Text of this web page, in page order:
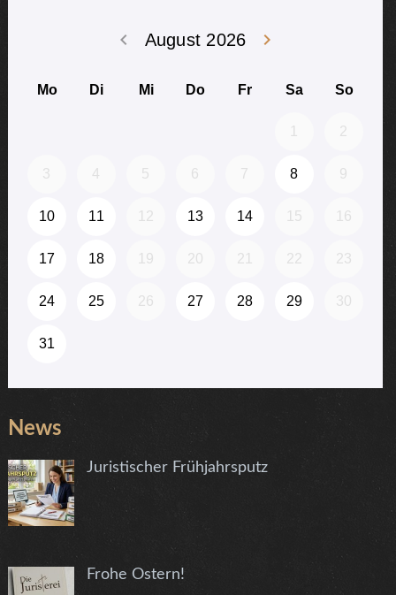
News
Juristischer Frühjahrsputz
Frohe Ostern!